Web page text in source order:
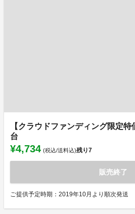
【クラウドファンディング限定
台
¥4,734 (税込/送料込)残り7
販売終了
ご提供予定時期：2019年10月より順次発送